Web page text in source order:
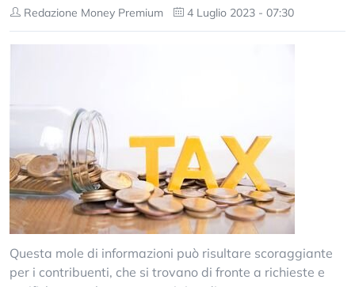
Redazione Money Premium 4 Luglio 2023 - 07:30
Questa mole di informazioni può risultare scoraggiante
per i contribuenti, che si trovano di fronte a richieste e